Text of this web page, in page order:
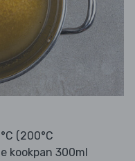
(200°C
kookpan 300ml